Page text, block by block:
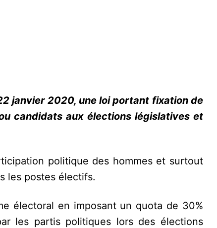
janvier 2020, une loi portant fixation de
candidats aux élections législatives et
politique des hommes et surtout
les postes électifs.
électoral en imposant un quota de 30%
les partis politiques lors des élections